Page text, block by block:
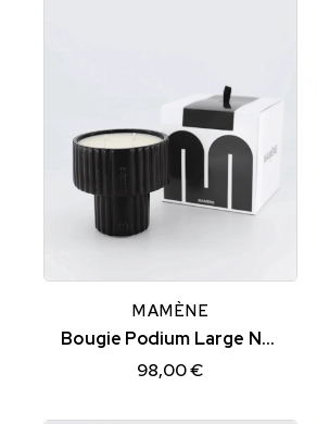
MAMÈNE
Bougie Podium Large Noir D’encre YVON
98,00 €